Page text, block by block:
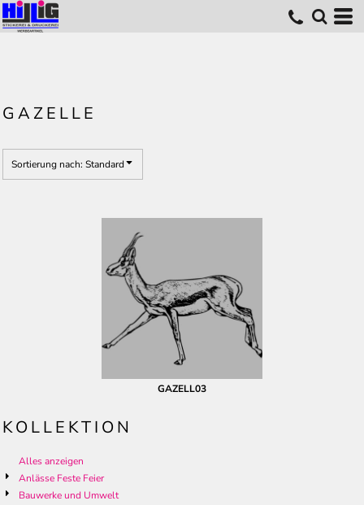
GAZELLE
Sortierung nach: Standard
GAZELL03
KOLLEKTION
Alles anzeigen
Anlässe Feste Feier
Bauwerke und Umwelt
Standard